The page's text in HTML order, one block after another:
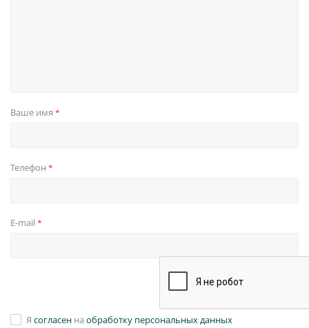
Ваше имя *
Телефон *
E-mail *
Я согласен на обработку персональных данных